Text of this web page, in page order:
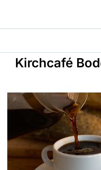
Kirchcafé